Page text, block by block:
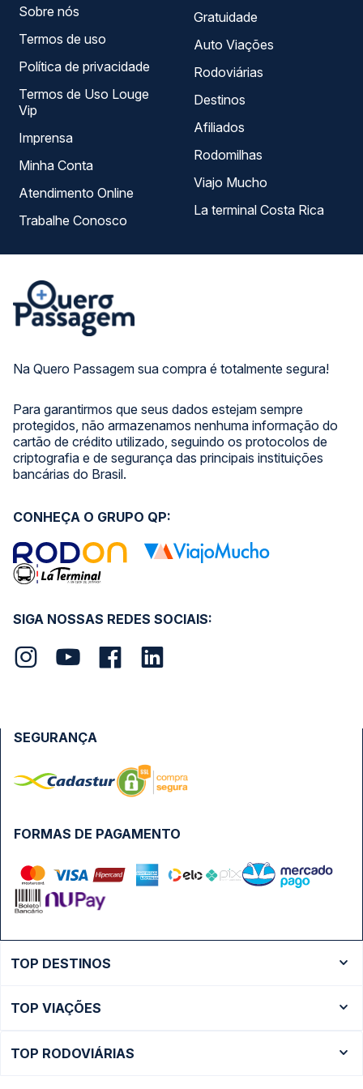
Na Quero Passagem sua compra é totalmente segura!
Para garantirmos que seus dados estejam sempre
protegidos, não armazenamos nenhuma informação do
cartão de crédito utilizado, seguindo os protocolos de
criptografia e de segurança das principais instituições
bancárias do Brasil.
Sobre nós
Termos de uso
Política de privacidade
Termos de Uso Louge
Vip
Imprensa
Minha Conta
Atendimento Online
Trabalhe Conosco
Gratuidade
Auto Viações
Rodoviárias
Destinos
Afiliados
Rodomilhas
Viajo Mucho
La terminal Costa Rica
SIGA NOSSAS REDES SOCIAIS:
CONHEÇA O GRUPO QP:
FORMAS DE PAGAMENTO
SEGURANÇA
TOP DESTINOS
Ônibus São Paulo
TOP VIAÇÕES
TOP RODOVIÁRIAS